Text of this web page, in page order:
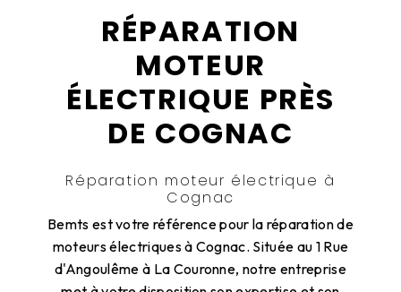
RÉPARATION
MOTEUR
ÉLECTRIQUE PRÈS
DE COGNAC
Réparation moteur électrique à
Cognac
Bemts est votre référence pour la réparation de
moteurs électriques à Cognac. Située au 1 Rue
d'Angoulême à La Couronne, notre entreprise